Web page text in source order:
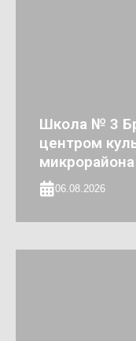
Школа № 3
центром
микрорайона
06.08.2026